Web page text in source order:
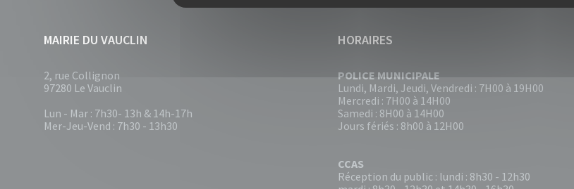
MAIRIE DU VAUCLIN
2, rue Collignon
97280 Le Vauclin
Lun - Mar : 7h30- 13h & 14h-17h
Mer-Jeu-Vend : 7h30 - 13h30
HORAIRES
POLICE MUNICIPALE
Lundi, Mardi, Jeudi, Vendredi : 7H00 à 19H00
Mercredi : 7H00 à 14H00
Samedi : 8H00 à 14H00
Jours fériés : 8h00 à 12H00
CCAS
Réception du public : lundi : 8h30 - 12h30